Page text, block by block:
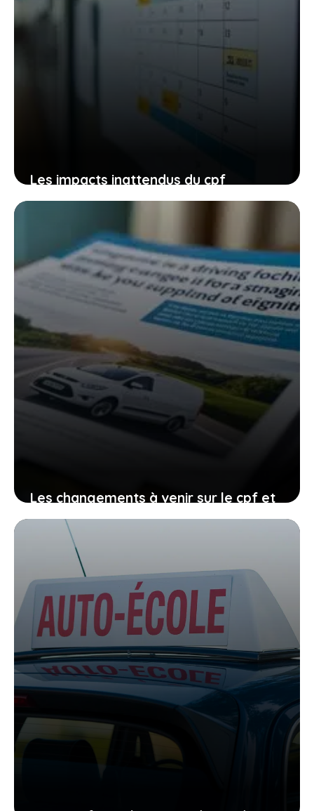
Les impacts inattendus du cpf
restreint aux demandeurs d’emploi sur
conduite
27 janvier 2026
Les changements à venir sur le cpf et
le permis de conduire, comment vous
organiser avant qu’il ne soit trop tard
27 janvier 2026